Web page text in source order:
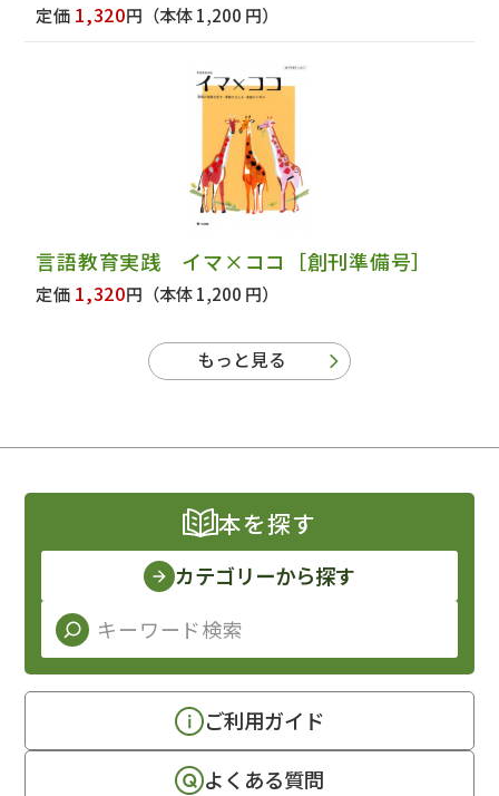
定価 1,320円 （本体 1,200 円）
言語教育実践 イマ×ココ［創刊準備号］
定価 1,320円 （本体 1,200 円）
もっと見る
本を探す
カテゴリーから探す
ご利用ガイド
よくある質問